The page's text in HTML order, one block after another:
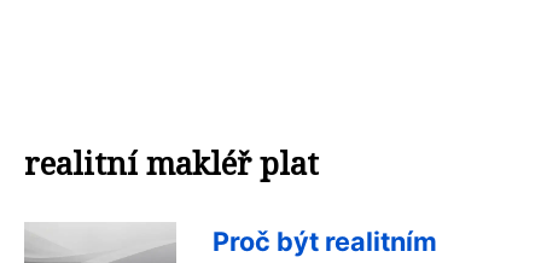
realitní makléř plat
Proč být realitním